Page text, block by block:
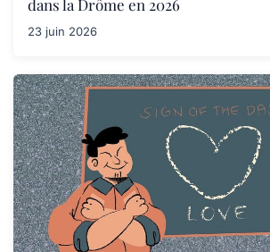
dans la Drôme en 2026
23 juin 2026